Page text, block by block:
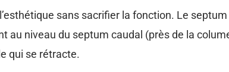
sans sacrifier la fonction. Le
au niveau du septum caudal (près de la
qui se rétracte.